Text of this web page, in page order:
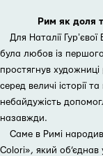
Рим як доля
Для Наталії
була любов із
простягнув
серед величі історії
небайдужість
назавжди.
Саме в Римі
Colori», який об’єднав